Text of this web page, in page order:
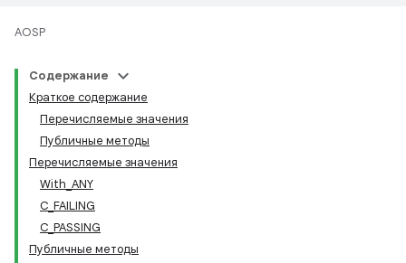
AOSP
Содержание
Краткое содержание
Перечисляемые значения
Публичные методы
Перечисляемые значения
With_ANY
С_FAILING
С_PASSING
Публичные методы